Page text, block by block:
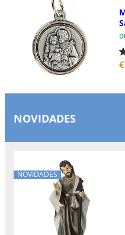
NOVIDADES
NOVIDADES